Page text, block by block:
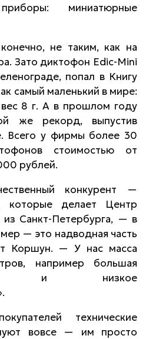
миниатюрные
не таким, как на
Зато диктофон Edic-Mini
попал в Книгу
самый маленький в мире:
8 г. А в прошлом году
же рекорд, выпустив
Всего у фирмы более 30
стоимостью от
рублей.
конкурент —
которые делает Центр
из Санкт-Петербурга, — в
— это надводная часть
Коршун. — У нас масса
например большая
и низкое
технические
вовсе — им просто